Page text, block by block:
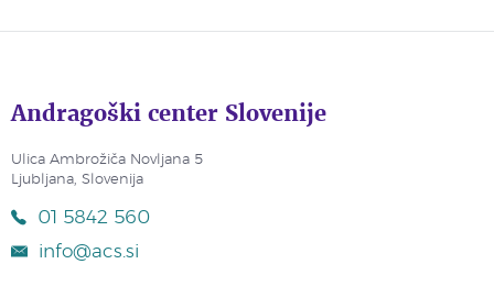
Andragoški center Slovenije
Ulica Ambrožiča Novljana 5
Ljubljana, Slovenija
01 5842 560
info@acs.si